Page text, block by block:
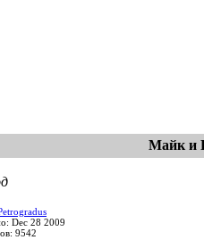
Майк и
Dec 28 2009
9542